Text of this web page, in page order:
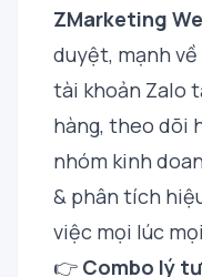
ZMarketing
duyệt, mạnh
tài khoản Zalo
hàng, theo dõi
nhóm kinh
& phân tích
việc mọi lúc
👉 Combo lý